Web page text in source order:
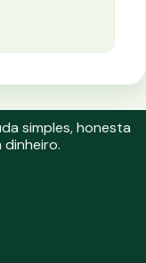
simples, honesta